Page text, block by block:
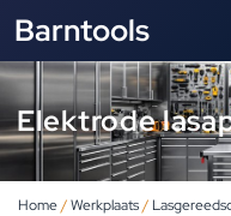
Barntools
Elektrode
Home/Werkplaats/